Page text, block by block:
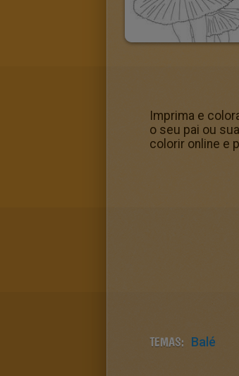
Imprima e
o seu pai ou
colorir online e
TEMAS: Balé